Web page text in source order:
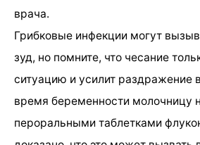
врача.
Грибковые инфекции могут
зуд, но помните, что чесание
ситуацию и усилит раздражение
время беременности молочницу
пероральными таблетками